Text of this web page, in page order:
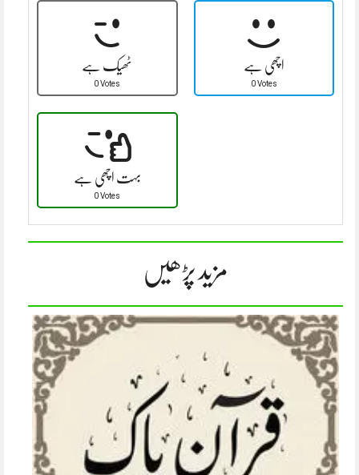
ٹھیک ہے
0 Votes
اچھی ہے
0 Votes
بہت اچھی ہے
0 Votes
مزید پڑھیں